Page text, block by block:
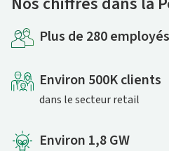
Plus de 280 employés
Environ 500K clients
dans le secteur retail
Environ 1,8 GW